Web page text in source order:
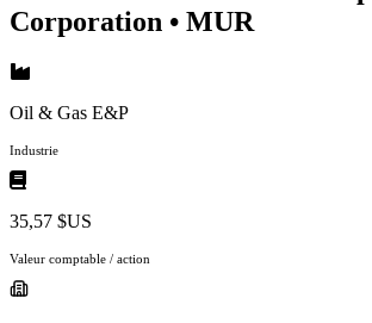
Corporation • MUR
Oil & Gas E&P
Industrie
35,57 $US
Valeur comptable / action